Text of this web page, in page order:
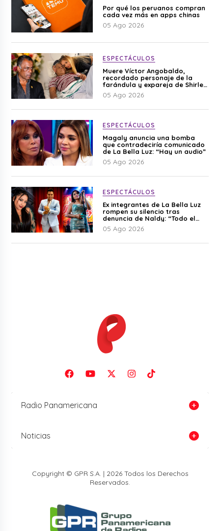
Por qué los peruanos compran
cada vez más en apps chinas
05 Ago 2026
ESPECTÁCULOS
Muere Víctor Angobaldo,
recordado personaje de la
farándula y expareja de Shirley
Cherres
05 Ago 2026
ESPECTÁCULOS
Magaly anuncia una bomba
que contradeciría comunicado
de La Bella Luz: “Hay un audio”
05 Ago 2026
ESPECTÁCULOS
Ex integrantes de La Bella Luz
rompen su silencio tras
denuncia de Naldy: “Todo el
mundo lo sabía”
05 Ago 2026
Radio Panamericana
Noticias
Copyright © GPR S.A. | 2026 Todos los Derechos
Reservados.